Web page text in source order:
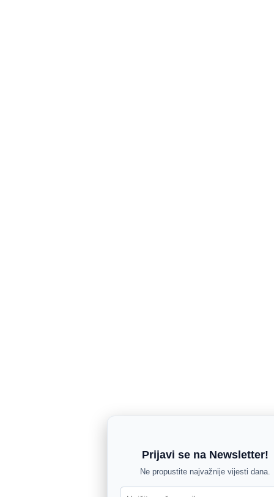
Prijavi se na Newsletter!
Ne propustite najvažnije vijesti dana.